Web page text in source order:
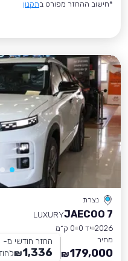
*חישוב ההחזר מפורט בתקנון
נצרת
JAECOO 7
LUXURY
2026 יד 0
0 ק״מ
מחיר
179,000
₪
החזר חודשי מ-
1,336
₪